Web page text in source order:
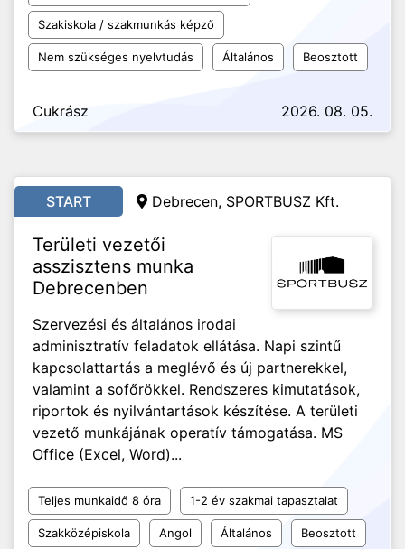
Szakiskola / szakmunkás képző
Nem szükséges nyelvtudás Általános Beosztott
Cukrász 2026. 08. 05.
START Debrecen, SPORTBUSZ Kft.
Területi vezetői
asszisztens munka
Debrecenben
Szervezési és általános irodai
adminisztratív feladatok ellátása. Napi szintű
kapcsolattartás a meglévő és új partnerekkel,
valamint a sofőrökkel. Rendszeres kimutatások,
riportok és nyilvántartások készítése. A területi
vezető munkájának operatív támogatása. MS
Office (Excel, Word)...
Teljes munkaidő 8 óra 1-2 év szakmai tapasztalat
Szakközépiskola Angol Általános Beosztott